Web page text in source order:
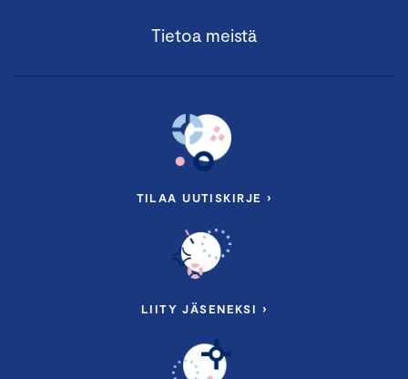
Tietoa meistä
TILAA UUTISKIRJE ›
LIITY JÄSENEKSI ›